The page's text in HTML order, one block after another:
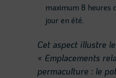
maximum 8 heures
jour en été.
Cet aspect illustre
« Emplacements
permaculture : le